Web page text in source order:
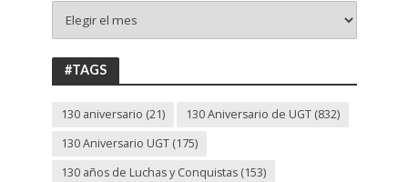
130
ANIVERSARIO
UGT
#TAGS
130 aniversario (21) 130 Aniversario de UGT(832)
130 Aniversario UGT(175)
130 años de Luchas y Conquistas(153)